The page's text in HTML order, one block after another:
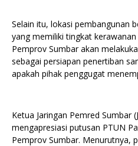
Selain itu, lokasi pembangunan
yang memiliki tingkat
Pemprov Sumbar akan
sebagai persiapan penertiban
apakah pihak penggugat
Ketua Jaringan Pemred Sumbar
mengapresiasi putusan PTUN
Pemprov Sumbar. Menurutnya,